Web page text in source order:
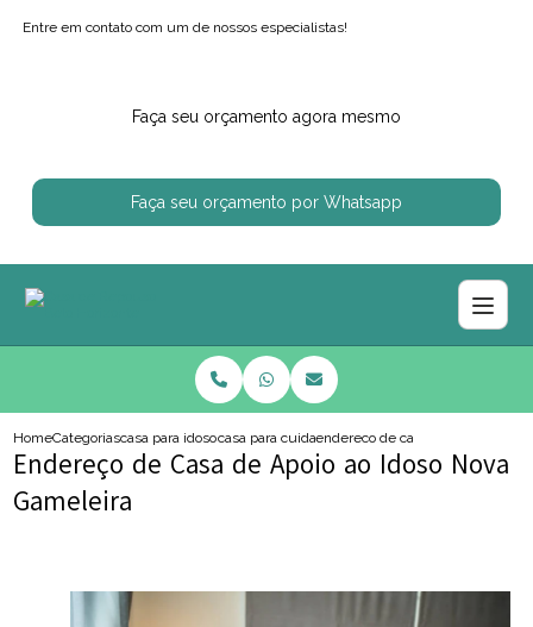
Entre em contato com um de nossos especialistas!
Faça seu orçamento agora mesmo
Faça seu orçamento por Whatsapp
HomeCategoriascasa para idososcasa para cuidar de idosoendereco de casa de apoio ao
Endereço de Casa de Apoio ao Idoso Nova
Gameleira